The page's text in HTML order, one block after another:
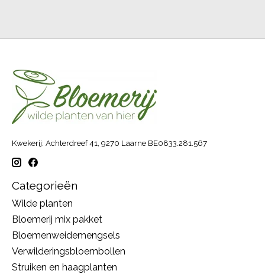
Kwekerij: Achterdreef 41, 9270 Laarne BE0833.281.567
Categorieën
Wilde planten
Bloemerij mix pakket
Bloemenweidemengsels
Verwilderingsbloembollen
Struiken en haagplanten